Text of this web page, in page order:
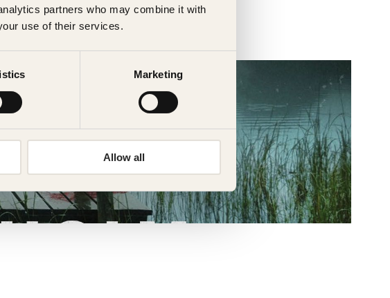
partners who may combine it with
use of their services.
Marketing
Allow all